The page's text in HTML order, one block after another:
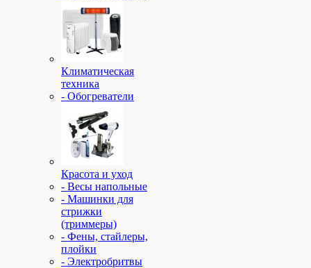
Климатическая
техника
- Обогреватели
Красота и уход
- Весы напольные
- Машинки для
стрижки
(триммеры)
- Фены, стайлеры,
плойки
- Электробритвы